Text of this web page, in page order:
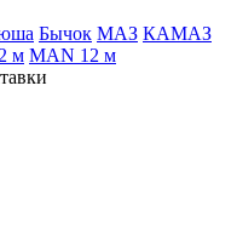
Бычок МАЗ КАМАЗ
м MAN 12 м